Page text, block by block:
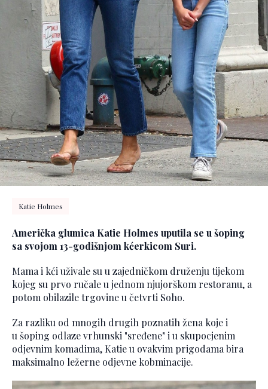
Katie Holmes
Američka glumica Katie Holmes uputila se u šoping
sa svojom 13-godišnjom kćerkicom Suri.
Mama i kći uživale su u zajedničkom druženju tijekom
kojeg su prvo ručale u jednom njujorškom restoranu, a
potom obilazile trgovine u četvrti Soho.
Za razliku od mnogih drugih poznatih žena koje i
u šoping odlaze vrhunski "sređene" i u skupocjenim
odjevnim komadima, Katie u ovakvim prigodama bira
maksimalno ležerne odjevne kobminacije.